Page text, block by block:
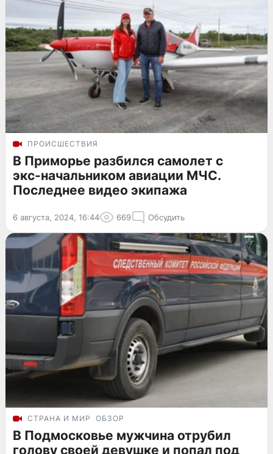
ПРОИСШЕСТВИЯ
В Приморье разбился самолет с
экс-начальником авиации МЧС.
Последнее видео экипажа
6 августа, 2024, 16:44 669 Обсудить
СТРАНА И МИР ОБЗОР
В Подмосковье мужчина отрубил
голову своей девушке и попал под